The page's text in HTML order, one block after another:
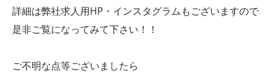
詳細は弊社求人用HP・インスタグラムもございますので
是非ご覧になってみて下さい！！
ご不明な点等ございましたら